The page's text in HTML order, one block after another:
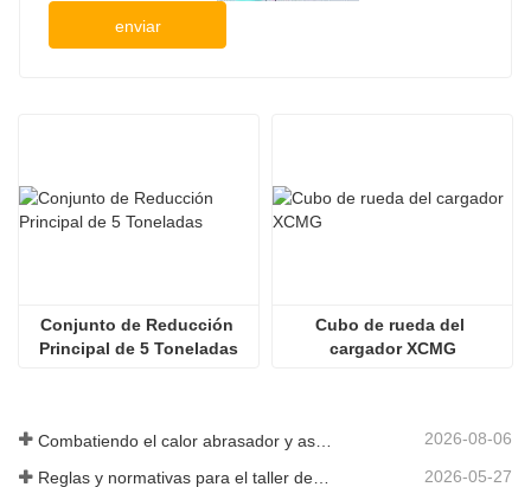
enviar
Conjunto de Reducción
Principal de 5 Toneladas
Cubo de rueda del
cargador XCMG
2026-08-06
2026-05-27